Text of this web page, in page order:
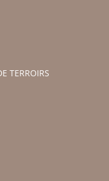
TERROIRS